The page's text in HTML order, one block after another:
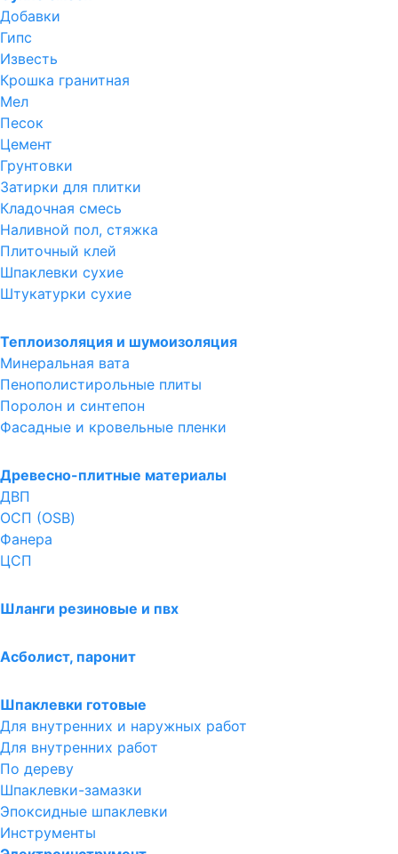
Добавки
Гипс
Известь
Крошка гранитная
Мел
Песок
Цемент
Грунтовки
Затирки для плитки
Кладочная смесь
Наливной пол, стяжка
Плиточный клей
Шпаклевки сухие
Штукатурки сухие
Теплоизоляция и шумоизоляция
Минеральная вата
Пенополистирольные плиты
Поролон и синтепон
Фасадные и кровельные пленки
Древесно-плитные материалы
ДВП
ОСП (OSB)
Фанера
ЦСП
Шланги резиновые и пвх
Асболист, паронит
Шпаклевки готовые
Для внутренних и наружных работ
Для внутренних работ
По дереву
Шпаклевки-замазки
Эпоксидные шпаклевки
Инструменты